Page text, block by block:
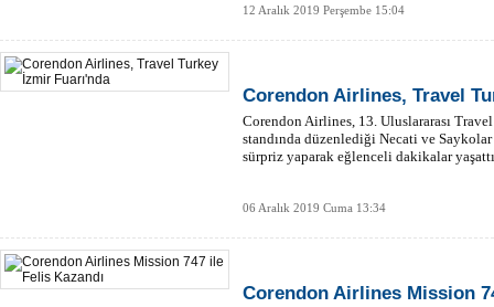
12 Aralık 2019 Perşembe 15:04
Corendon Airlines, Travel
Corendon Airlines, 13. Uluslararası
standında düzenlediği Necati ve
sürpriz yaparak eğlenceli dakikalar
06 Aralık 2019 Cuma 13:34
Corendon Airlines Mission